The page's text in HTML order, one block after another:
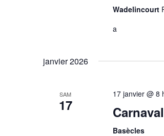
Wadelincourt
a
janvier 2026
SAM
17
17 janvier @ 8
Basècles